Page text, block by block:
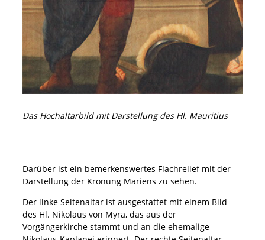
Das Hochaltarbild mit Darstellung des Hl. Mauritius
Darüber ist ein bemerkenswertes Flachrelief mit der
Darstellung der Krönung Mariens zu sehen.
Der linke Seitenaltar ist ausgestattet mit einem Bild
des Hl. Nikolaus von Myra, das aus der
Vorgängerkirche stammt und an die ehemalige